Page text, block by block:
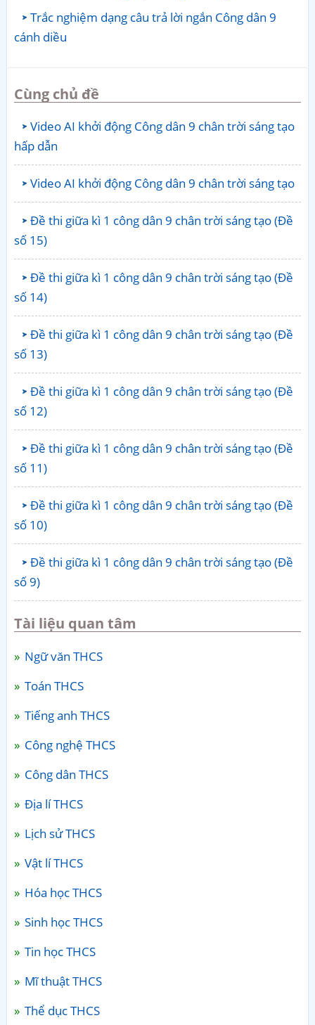
Trắc nghiệm dạng câu trả lời ngắn Công dân 9
cánh diều
Cùng chủ đề
Video AI khởi động Công dân 9 chân trời sáng tạo
hấp dẫn
Video AI khởi động Công dân 9 chân trời sáng tạo
Đề thi giữa kì 1 công dân 9 chân trời sáng tạo (Đề
số 15)
Đề thi giữa kì 1 công dân 9 chân trời sáng tạo (Đề
số 14)
Đề thi giữa kì 1 công dân 9 chân trời sáng tạo (Đề
số 13)
Đề thi giữa kì 1 công dân 9 chân trời sáng tạo (Đề
số 12)
Đề thi giữa kì 1 công dân 9 chân trời sáng tạo (Đề
số 11)
Đề thi giữa kì 1 công dân 9 chân trời sáng tạo (Đề
số 10)
Đề thi giữa kì 1 công dân 9 chân trời sáng tạo (Đề
số 9)
Tài liệu quan tâm
Ngữ văn THCS
Toán THCS
Tiếng anh THCS
Công nghệ THCS
Công dân THCS
Địa lí THCS
Lịch sử THCS
Vật lí THCS
Hóa học THCS
Sinh học THCS
Tin học THCS
Mĩ thuật THCS
Thể dục THCS